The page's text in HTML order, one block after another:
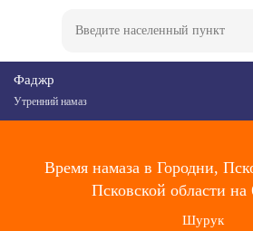
Фаджр
Утренний намаз
Время намаза в Городни,
Псковской области на
Шурук